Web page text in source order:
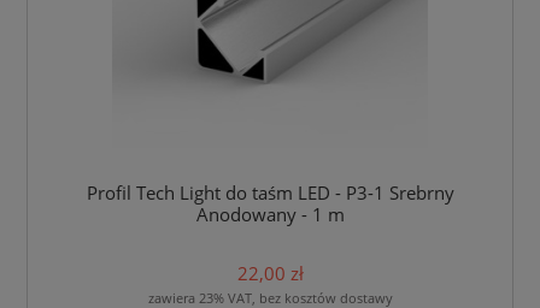
Profil Tech Light do taśm LED - P3-1 Srebrny
Anodowany - 1 m
22,00 zł
zawiera 23% VAT, bez kosztów dostawy